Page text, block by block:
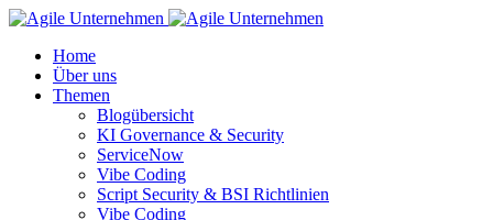
Home
Über uns
Themen
Blogübersicht
KI Governance & Security
ServiceNow
Vibe Coding
Script Security & BSI Richtlinien
Vibe Coding